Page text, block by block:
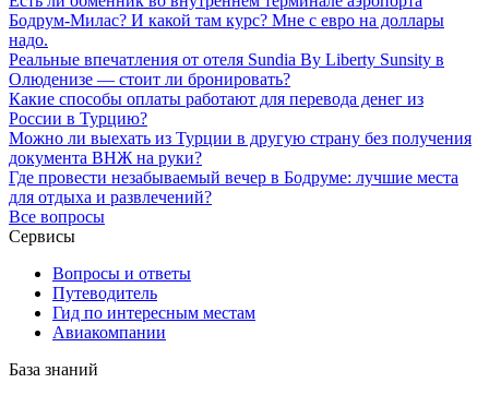
Бодрум-Милас? И какой там курс? Мне с евро на доллары
надо.
Реальные впечатления от отеля Sundia By Liberty Sunsity в
Олюденизе — стоит ли бронировать?
Какие способы оплаты работают для перевода денег из
России в Турцию?
Можно ли выехать из Турции в другую страну без получения
документа ВНЖ на руки?
Где провести незабываемый вечер в Бодруме: лучшие места
для отдыха и развлечений?
Все вопросы
Сервисы
Вопросы и ответы
Путеводитель
Гид по интересным местам
Авиакомпании
База знаний